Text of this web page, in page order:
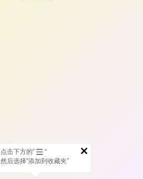
点击下方的“
”
然后选择“添加到收藏夹”